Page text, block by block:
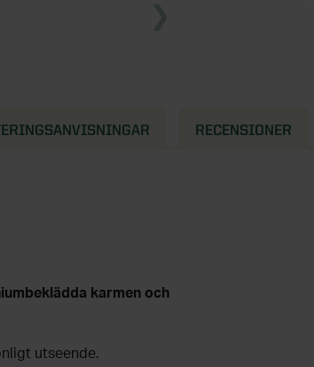
RECENSIONER
karmen och
utseende.